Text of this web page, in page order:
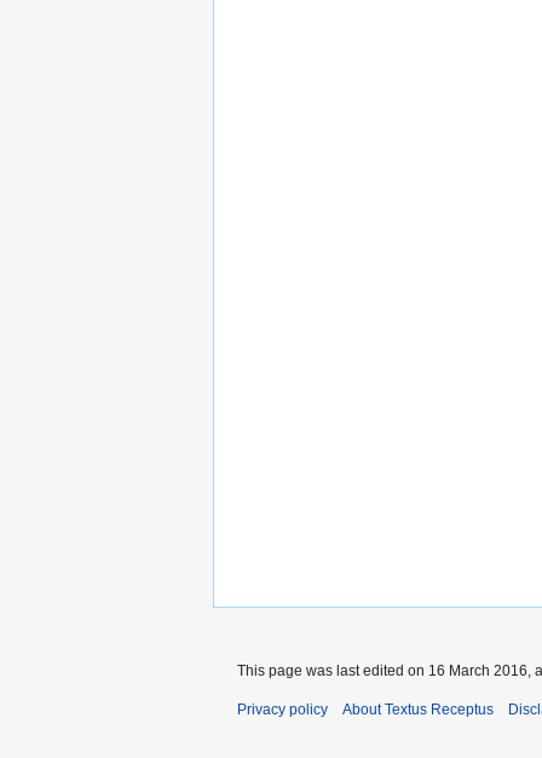
This page was last edited on 16 March 2016,
Privacy policy About Textus Receptus